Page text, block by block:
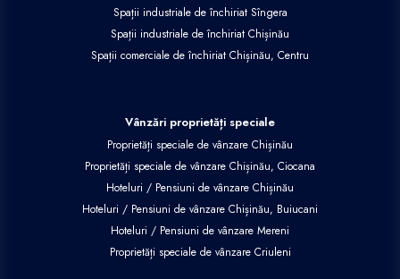
Spații industriale de închiriat Sîngera
Spații industriale de închiriat Chișinău
Spații comerciale de închiriat Chișinău, Centru
Vânzări proprietăți speciale
Proprietăți speciale de vânzare Chișinău
Proprietăți speciale de vânzare Chișinău, Ciocana
Hoteluri / Pensiuni de vânzare Chișinău
Hoteluri / Pensiuni de vânzare Chișinău, Buiucani
Hoteluri / Pensiuni de vânzare Mereni
Proprietăți speciale de vânzare Criuleni